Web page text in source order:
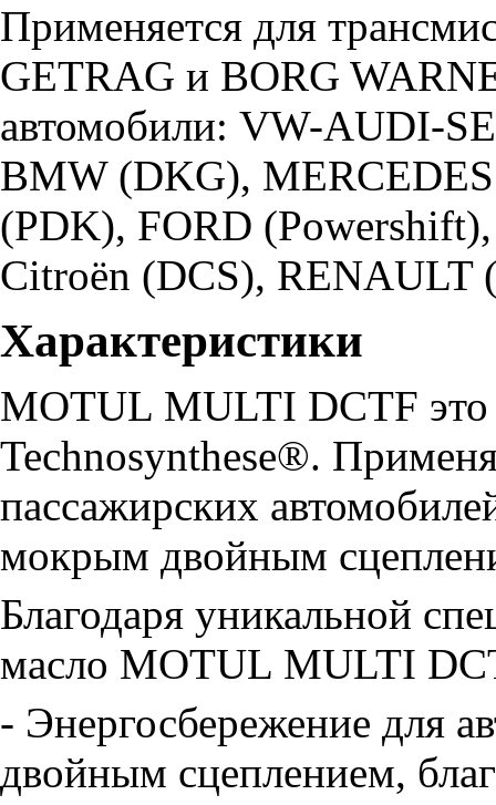
Применяется для
GETRAG и BORG
автомобили: VW-AUDI-
BMW (DKG),
(PDK), FORD
Citroën (DCS), RENAULT
Характеристики
MOTUL MULTI DCTF это
Technosynthese®.
пассажирских
мокрым двойным
Благодаря уникальной
масло MOTUL MULTI
- Энергосбережение для
двойным сцеплением,